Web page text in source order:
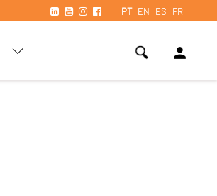
PT EN ES FR
person